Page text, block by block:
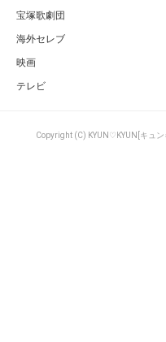
宝塚歌劇団
海外セレブ
映画
テレビ
Copyright (C) KYUN♡KYUN[キュ